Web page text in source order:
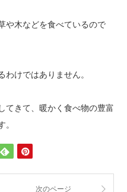
や木などを食べているので
わけではありません。
てきて、暖かく食べ物の豊富
次のページ